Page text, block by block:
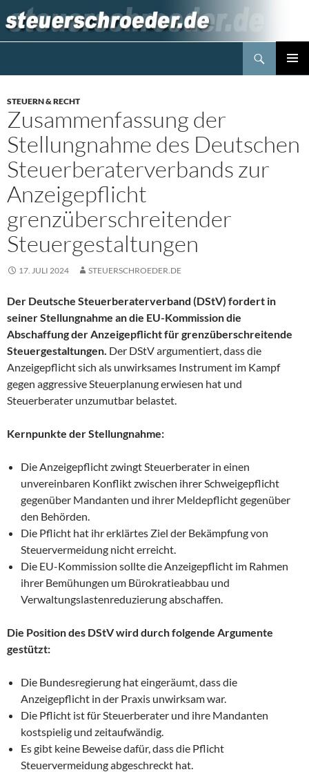
Inhalt
springen
STEUERN & RECHT
Zusammenfassung der
Stellungnahme des Deutschen
Steuerberaterverbands zur
Anzeigepflicht
grenzüberschreitender
Steuergestaltungen
17. JULI 2024 STEUERSCHROEDER.DE
Der Deutsche Steuerberaterverband (DStV) fordert in
seiner Stellungnahme an die EU-Kommission die
Abschaffung der Anzeigepflicht für grenzüberschreitende
Steuergestaltungen. Der DStV argumentiert, dass die
Anzeigepflicht sich als unwirksames Instrument im Kampf
gegen aggressive Steuerplanung erwiesen hat und
Steuerberater unzumutbar belastet.
Kernpunkte der Stellungnahme:
Die Anzeigepflicht zwingt Steuerberater in einen
unvereinbaren Konflikt zwischen ihrer Schweigepflicht
gegenüber Mandanten und ihrer Meldepflicht gegenüber
den Behörden.
Die Pflicht hat ihr erklärtes Ziel der Bekämpfung von
Steuervermeidung nicht erreicht.
Die EU-Kommission sollte die Anzeigepflicht im Rahmen
ihrer Bemühungen um Bürokratieabbau und
Verwaltungslastenreduzierung abschaffen.
Die Position des DStV wird durch folgende Argumente
gestützt:
Die Bundesregierung hat eingeräumt, dass die
Anzeigepflicht in der Praxis unwirksam war.
Die Pflicht ist für Steuerberater und ihre Mandanten
kostspielig und zeitaufwändig.
Es gibt keine Beweise dafür, dass die Pflicht
Steuervermeidung abgeschreckt hat.